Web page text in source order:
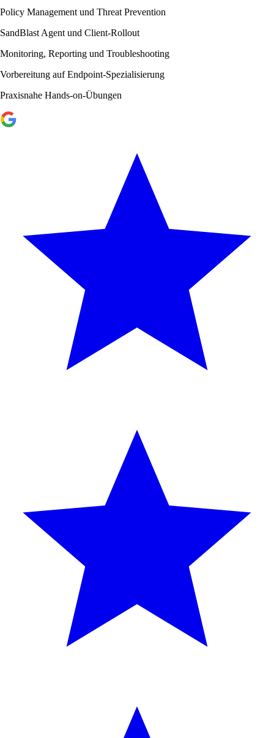
Policy Management und Threat Prevention
SandBlast Agent und Client-Rollout
Monitoring, Reporting und Troubleshooting
Vorbereitung auf Endpoint-Spezialisierung
Praxisnahe Hands-on-Übungen